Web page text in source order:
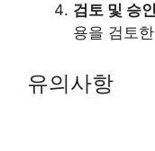
검토 및 승인
용을 검토
유의사항